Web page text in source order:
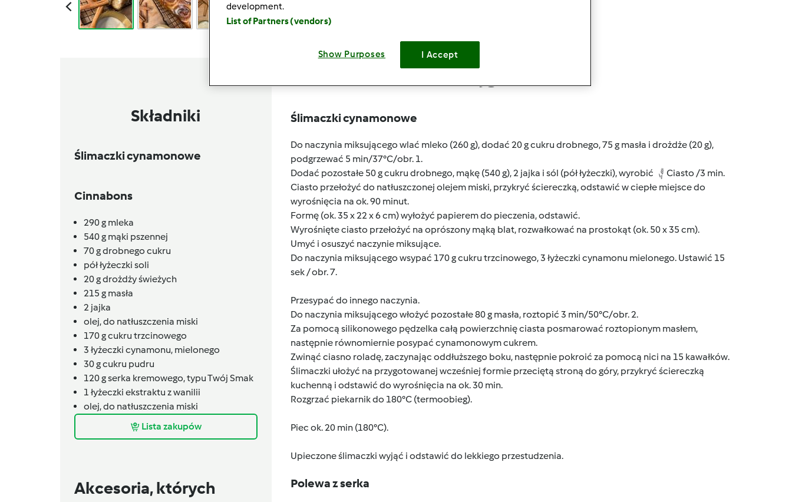
Składniki
Ślimaczki cynamonowe
Cinnabons
290g mleka
540g mąki pszennej
70gdrobnego cukru
półłyżeczki soli
20gdrożdży świeżych
215 g masła
2 jajka
olej,do natłuszczenia miski
170gcukru trzcinowego
3 łyżeczki cynamonu, mielonego
30gcukru pudru
120gserka kremowego,typu Twój Smak
1 łyżeczki ekstraktu z wanilii
olej,do natłuszczenia miski
Lista zakupów
Akcesoria, których
Ślimaczki cynamonowe
Do naczynia miksującego wlać mleko (260 g), dodać 20 g cukru drobnego, 75 g masła i drożdże (20 g),
podgrzewać 5 min/37°C/obr. 1.
Dodać pozostałe 50 g cukru drobnego, mąkę (540 g), 2 jajka i sól (pół łyżeczki), wyrobić
Ciasto /3 min.
Ciasto przełożyć do natłuszczonej olejem miski, przykryć ściereczką, odstawić w ciepłe miejsce do
wyrośnięcia na ok. 90 minut.
Formę (ok. 35 x 22 x 6 cm) wyłożyć papierem do pieczenia, odstawić.
Wyrośnięte ciasto przełożyć na oprószony mąką blat, rozwałkować na prostokąt (ok. 50 x 35 cm).
Umyć i osuszyć naczynie miksujące.
Do naczynia miksującego wsypać 170 g cukru trzcinowego, 3 łyżeczki cynamonu mielonego. Ustawić 15
sek / obr. 7.
Przesypać do innego naczynia.
Do naczynia miksującego włożyć pozostałe 80 g masła, roztopić 3 min/50°C/obr. 2.
Za pomocą silikonowego pędzelka całą powierzchnię ciasta posmarować roztopionym masłem,
następnie równomiernie posypać cynamonowym cukrem.
Zwinąć ciasno roladę, zaczynając oddłuższego boku, następnie pokroić za pomocą nici na 15 kawałków.
Ślimaczki ułożyć na przygotowanej wcześniej formie przeciętą stroną do góry, przykryć ściereczką
kuchenną i odstawić do wyrośnięcia na ok. 30 min.
Rozgrzać piekarnik do 180°C (termoobieg).
Piec ok. 20 min (180°C).
Upieczone ślimaczki wyjąć i odstawić do lekkiego przestudzenia.
Polewa z serka
development.
List of Partners (vendors)
Show Purposes I Accept